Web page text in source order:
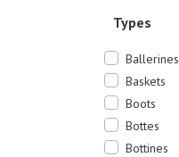
Types
Ballerines
Baskets
Boots
Bottes
Bottines